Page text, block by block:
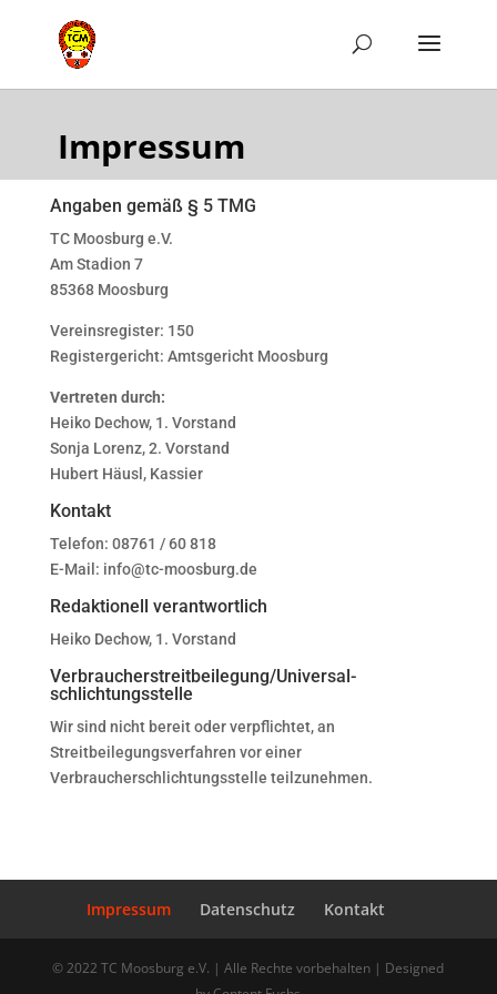
Impressum
Angaben gemäß § 5 TMG
TC Moosburg e.V.
Am Stadion 7
85368 Moosburg
Vereinsregister: 150
Registergericht: Amtsgericht Moosburg
Vertreten durch:
Heiko Dechow, 1. Vorstand
Sonja Lorenz, 2. Vorstand
Hubert Häusl, Kassier
Kontakt
Telefon: 08761 / 60 818
E-Mail: info@tc-moosburg.de
Redaktionell verantwortlich
Heiko Dechow, 1. Vorstand
Verbraucher­streit­beilegung/Universal­
schlichtungs­stelle
Wir sind nicht bereit oder verpflichtet, an
Streitbeilegungsverfahren vor einer
Verbraucherschlichtungsstelle teilzunehmen.
Impressum Datenschutz Kontakt
© 2022 TC Moosburg e.V. | Alle Rechte vorbehalten | Designed